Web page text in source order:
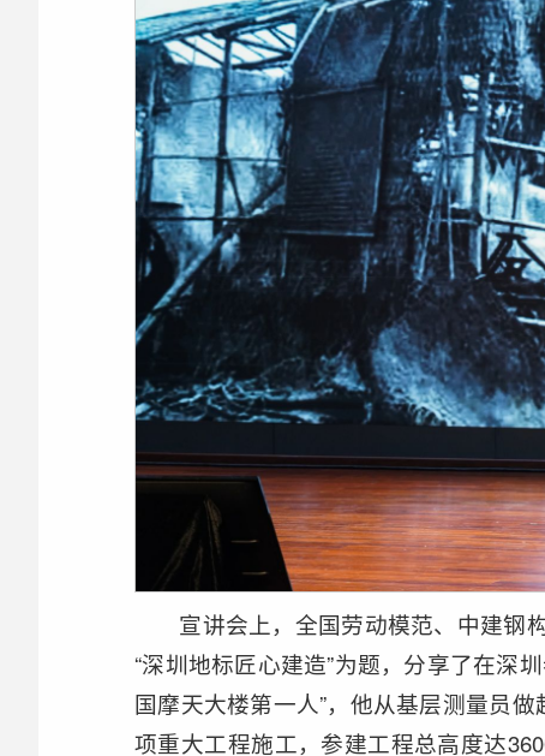
宣讲会上，全国劳动模范、中建钢
“深圳地标匠心建造”为题，分享了在深
国摩天大楼第一人”，他从基层测量员
项重大工程施工，参建工程总高度达